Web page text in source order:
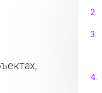
2.
3.
4.